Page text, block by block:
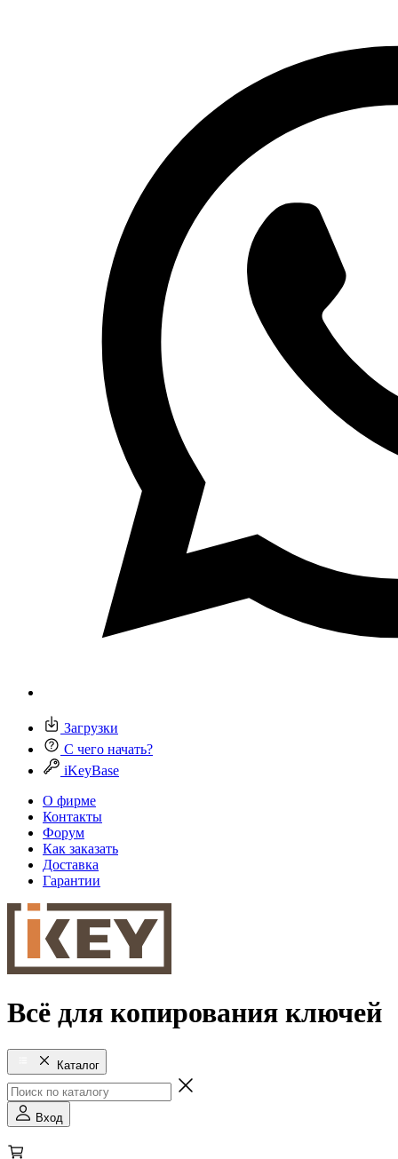
Загрузки
С чего начать?
iKeyBase
О фирме
Контакты
Форум
Как заказать
Доставка
Гарантии
Всё для копирования ключей
Каталог
Вход